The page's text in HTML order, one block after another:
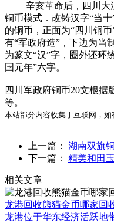
辛亥革命后，四川大
铜币模式．改铸汉字“当
的铜币，正面为“四川铜
有“军政府造”，下边为当
为篆文“汉”字，圈外还环
国元年”六字。
四川军政府铜币20文根据
等。
本站部分内容收集于互联网，如
上一篇： 湖南双旗
下一篇： 精美和田
相关文章
龙港回收熊猫金币哪家回
龙港位于华东经济活跃地